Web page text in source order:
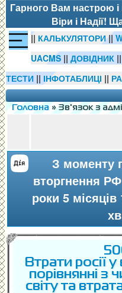
Гарного Вам настрою
Віри і Надії!
|| КАЛЬКУЛЯТОРИ||
UACMS ||ДОВІДНИК
ТЕСТИ || ІНФОТАБЛИЦІ ||
Головна» Зв'язок з
З моменту
вторгнення
роки 5
Втрати росії у
порівнянні з
світу та